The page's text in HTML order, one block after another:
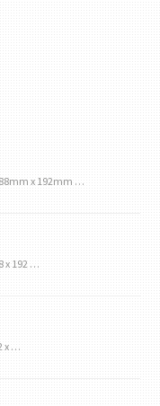
x 192mm …
x 192 …
x …